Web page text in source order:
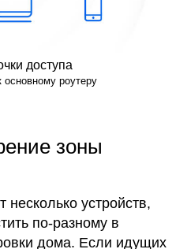
доступа
основному роутеру
зоны
несколько устройств,
по-разному в
дома. Если идущих